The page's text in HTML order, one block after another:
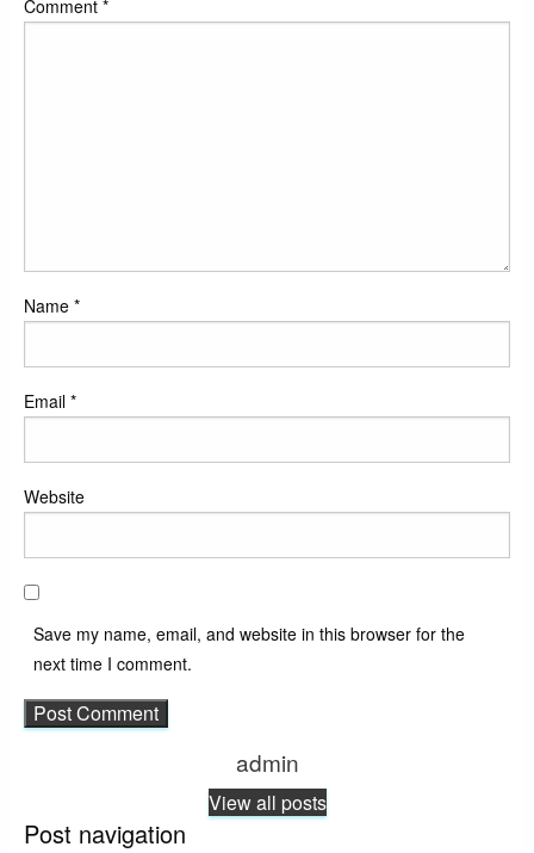
Comment *
Name *
Email *
Website
Save my name, email, and website in this browser for the
next time I comment.
admin
View all posts
Post navigation